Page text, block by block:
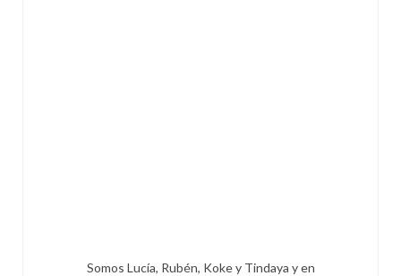
Somos Lucía, Rubén, Koke y Tindaya y en